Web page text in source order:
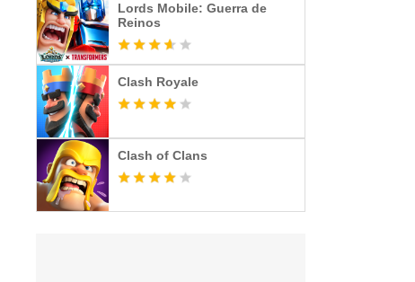
Lords Mobile: Guerra de
Reinos
Clash Royale
Clash of Clans